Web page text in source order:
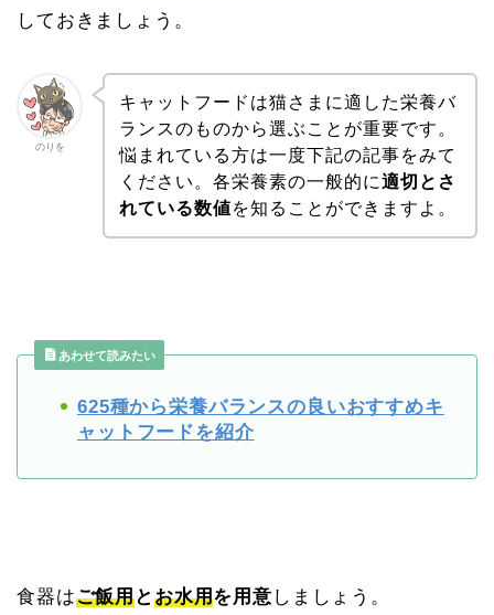
しておきましょう。
のりを
キャットフードは猫さまに適した栄養バ
ランスのものから選ぶことが重要です。
悩まれている方は一度下記の記事をみて
ください。各栄養素の一般的に適切とさ
れている数値を知ることができますよ。
あわせて読みたい
625種から栄養バランスの良いおすすめキ
ャットフードを紹介
食器はご飯用とお水用を用意 しましょう。